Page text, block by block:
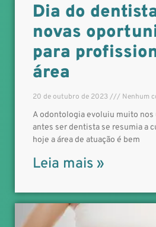
Dia do
novas
para
área
20 de outubro de 2023 Nenhum
A odontologia evoluiu muito nos
antes ser dentista se resumia a
hoje a área de atuação é bem
Leia mais »